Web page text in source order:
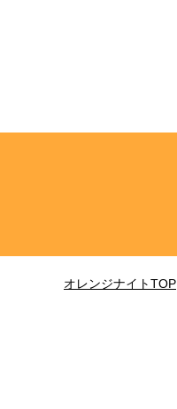
オレンジナイトTOP